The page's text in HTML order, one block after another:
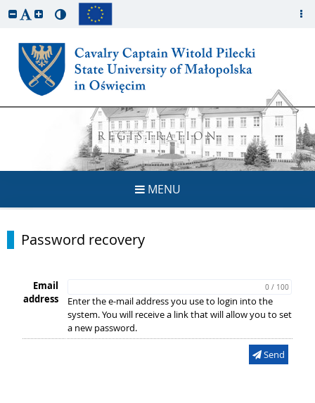
REGISTRATION
MENU
Password recovery
Email
address
0 / 100
Enter the e-mail address you use to login into the
system. You will receive a link that will allow you to set
a new password.
Send